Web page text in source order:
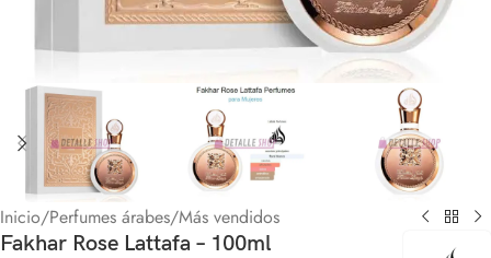
Inicio/Perfumes árabes/Más vendidos
Fakhar Rose Lattafa – 100ml